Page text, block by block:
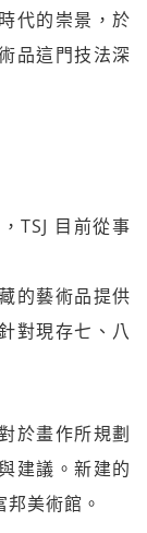
代的崇景，於
品這門技法深
TSJ 目前從事
的藝術品提供
對現存七、八
於畫作所規劃
建議。新建的
美術館。